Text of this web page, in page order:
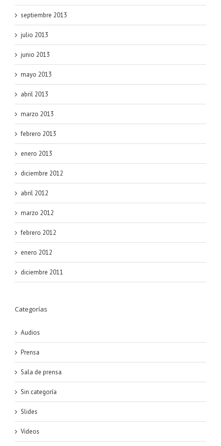
septiembre 2013
julio 2013
junio 2013
mayo 2013
abril 2013
marzo 2013
febrero 2013
enero 2013
diciembre 2012
abril 2012
marzo 2012
febrero 2012
enero 2012
diciembre 2011
Categorías
Audios
Prensa
Sala de prensa
Sin categoría
Slides
Videos